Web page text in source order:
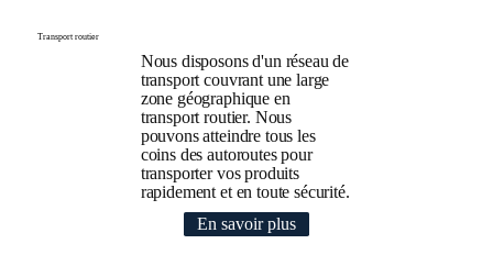
Transport routier
Nous disposons d'un réseau de
transport couvrant une large
zone géographique en
transport routier. Nous
pouvons atteindre tous les
coins des autoroutes pour
transporter vos produits
rapidement et en toute sécurité.
En savoir plus